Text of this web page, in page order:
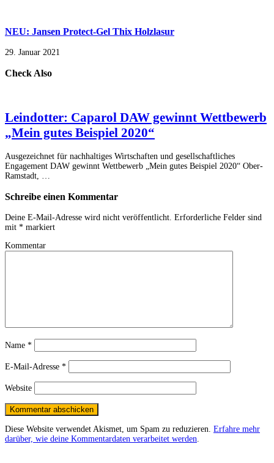
NEU: Jansen Protect-Gel Thix Holzlasur
29. Januar 2021
Check Also
Leindotter: Caparol DAW gewinnt Wettbewerb
„Mein gutes Beispiel 2020“
Ausgezeichnet für nachhaltiges Wirtschaften und gesellschaftliches
Engagement DAW gewinnt Wettbewerb „Mein gutes Beispiel 2020“ Ober-
Ramstadt, …
Schreibe einen Kommentar
Deine E-Mail-Adresse wird nicht veröffentlicht. Erforderliche Felder sind
mit * markiert
Kommentar
Name *
E-Mail-Adresse *
Website
Diese Website verwendet Akismet, um Spam zu reduzieren. Erfahre mehr
darüber, wie deine Kommentardaten verarbeitet werden.